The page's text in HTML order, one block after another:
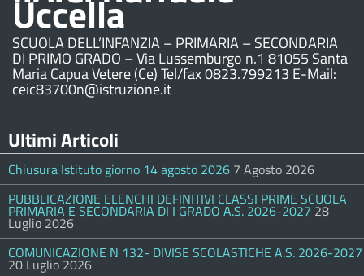
Uccella
SCUOLA DELL’INFANZIA – PRIMARIA – SECONDARIA
DI PRIMO GRADO – Via Lussemburgo n.1 81055 Santa
Maria Capua Vetere (Ce) Tel/fax 0823.799213 E-Mail:
ceic83700n@istruzione.it
Ultimi Articoli
Chiusura Istituto giorno 14 agosto 2026 7 Agosto 2026
PUBBLICAZIONE ELENCHI DEFINITIVI CLASSI PRIME SCUOLA
PRIMARIA E SECONDARIA DI I GRADO A.S. 2026-2027 28
Luglio 2026
COMUNICAZIONE N 132- DIVISE SCOLASTICHE A.S. 2026-2027
20 Luglio 2026